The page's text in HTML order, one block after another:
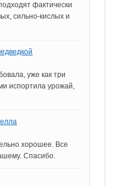
фактически
сильно-кислых и
уже как три
испортила урожай,
хорошее. Все
Спасибо.